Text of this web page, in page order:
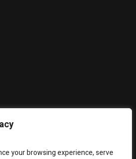
your browsing experience, serve